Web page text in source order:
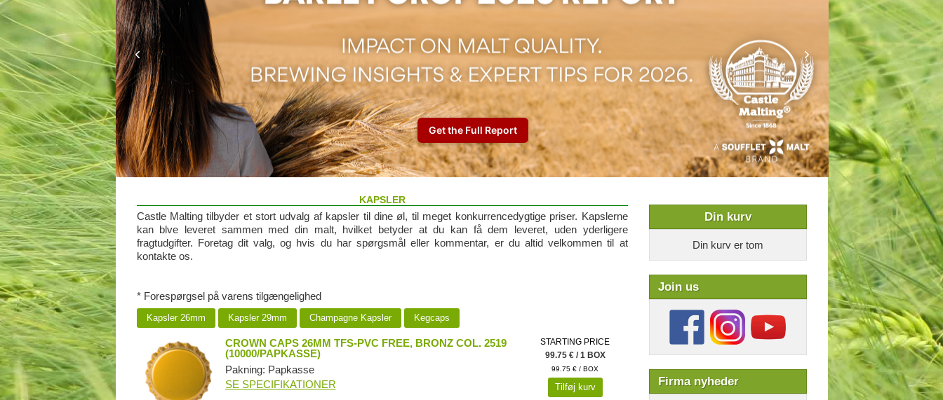
Din kurv
Din kurv er tom
Join us
Firma nyheder
KAPSLER
Castle Malting tilbyder et stort udvalg af kapsler til dine øl, til meget konkurrencedygtige priser. Kapslerne
kan blve leveret sammen med din malt, hvilket betyder at du kan få dem leveret, uden yderligere
fragtudgifter. Foretag dit valg, og hvis du har spørgsmål eller kommentar, er du altid velkommen til at
kontakte os.
* Forespørgsel på varens tilgængelighed
Kapsler 26mm Kapsler 29mm Champagne Kapsler Kegcaps
CROWN CAPS 26MM TFS-PVC FREE, BRONZ COL. 2519
(10000/PAPKASSE)
Pakning: Papkasse
SE SPECIFIKATIONER
STARTING PRICE
99.75 € / 1 BOX
99.75 € / BOX
Tilføj kurv